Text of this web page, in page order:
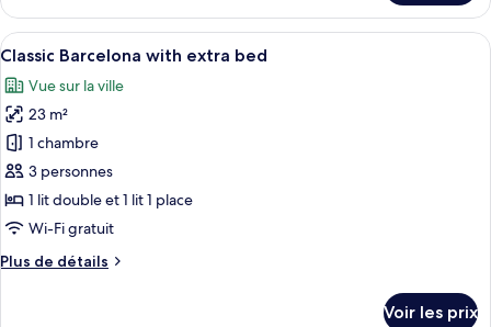
le
type
de
Chambre
Simple
Classique
Afficher
toutes
les
photos
pour
ce
type
de
chambre :
Classic
Une chambre d’hôtel avec deux
5
Classic Barcelona with extra bed
Vue sur la ville
23 m²
1 chambre
3 personnes
1 lit double et 1 lit 1 place
Wi-Fi gratuit
Plus de détails
Plus
Voir les prix